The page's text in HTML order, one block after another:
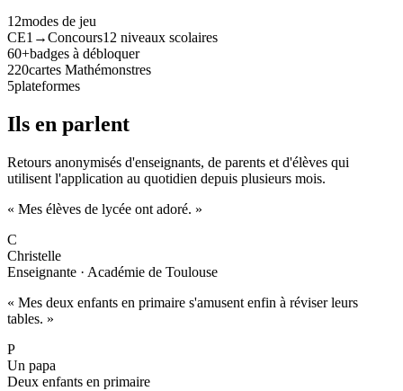
12modes de jeu
CE1→Concours12 niveaux scolaires
60+badges à débloquer
220cartes Mathémonstres
5plateformes
Ils en parlent
Retours anonymisés d'enseignants, de parents et d'élèves qui
utilisent l'application au quotidien depuis plusieurs mois.
« Mes élèves de lycée ont adoré. »
C
Christelle
Enseignante · Académie de Toulouse
« Mes deux enfants en primaire s'amusent enfin à réviser leurs
tables. »
P
Un papa
Deux enfants en primaire